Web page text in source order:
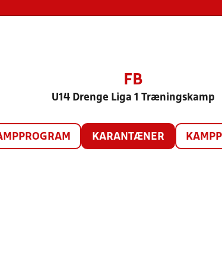
FB
U14 Drenge Liga 1 Træningskamp
KARANTÆNER